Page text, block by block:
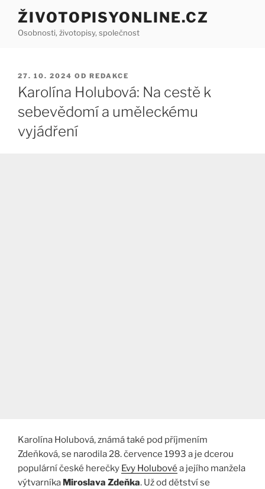
Přejít
obsahu
ŽIVOTOPISYONLINE.CZ
Osobnosti, životopisy, společnost
PUBLIKOVÁNO
27. 10. 2024 OD REDAKCE
Karolína Holubová: Na cestě k
sebevědomí a uměleckému
vyjádření
Karolína Holubová, známá také pod příjmením
Zdeňková, se narodila 28. července 1993 a je dcerou
populární české herečky Evy Holubové a jejího manžela
výtvarníka Miroslava Zdeňka. Už od dětství se